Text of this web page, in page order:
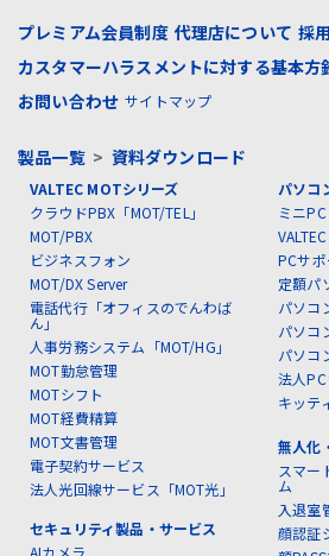
プレミアム会員制度 代理店について 採
カスタマーハラスメントに対する基本方
お問い合わせ サイトマップ
製品一覧> 資料ダウンロード
VALTEC MOTシリーズ
クラウドPBX「MOT/TEL」
MOT/PBX
ビジネスフォン
MOT/DX Server
電話代行「オフィスのでんわば
ん」
人事労務システム「MOT/HG」
MOT勤怠管理
MOTシフト
MOT経費精算
MOT文書管理
電子契約サービス
法人光回線サービス「MOT光」
セキュリティ製品・サービス
パソコ
ミニPC
PCサ
定額パ
パソコ
パソコ
パソコ
法人
キッテ
無人化
スマー
ム
入退室
顔認証